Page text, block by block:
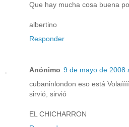
Que hay mucha cosa buena
albertino
Responder
Anónimo 9 de mayo de 2008
cubaninlondon eso está
sirvió, sirvió
EL CHICHARRON